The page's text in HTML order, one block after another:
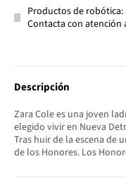
Productos de
Contacta con atención
Descripción
Zara Cole es una joven
elegido vivir en Nueva
Tras huir de la escena de
de los Honores. Los